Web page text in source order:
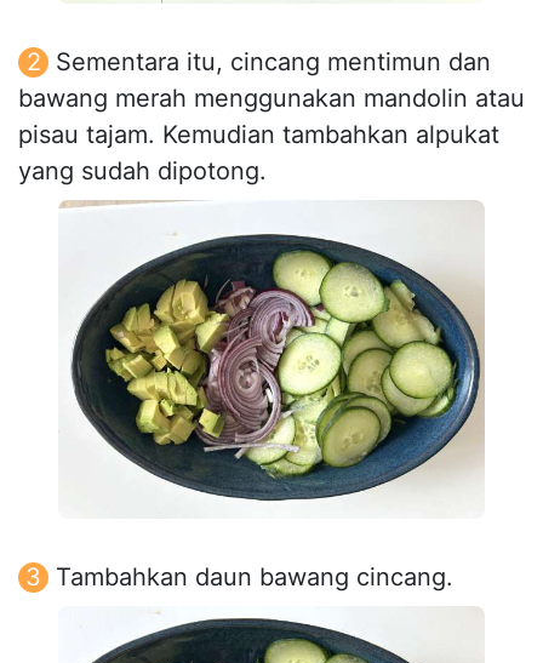
Sementara itu, cincang mentimun dan
bawang merah menggunakan mandolin atau
pisau tajam. Kemudian tambahkan alpukat
yang sudah dipotong.
Tambahkan daun bawang cincang.